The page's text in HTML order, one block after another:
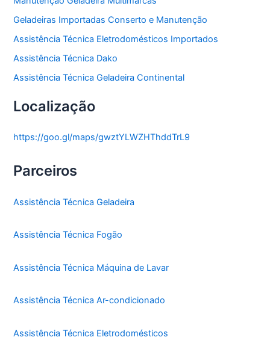
Geladeiras Importadas Conserto e Manutenção
Assistência Técnica Eletrodomésticos Importados
Assistência Técnica Dako
Assistência Técnica Geladeira Continental
Localização
https://goo.gl/maps/gwztYLWZHThddTrL9
Parceiros
Assistência Técnica Geladeira
Assistência Técnica Fogão
Assistência Técnica Máquina de Lavar
Assistência Técnica Ar-condicionado
Assistência Técnica Eletrodomésticos